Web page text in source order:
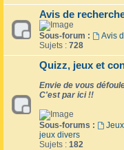
Avis de
Sous-forum :
Avis
Sujets : 728
Quizz, jeux et
Envie de vous
C'est par ici !!
Sous-forums :
jeux divers
Sujets : 182